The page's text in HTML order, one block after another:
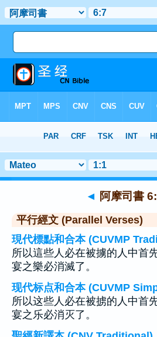
> 聖經金句 7
◄ 阿摩司書
平行經文 (Parallel Verses)
現代標點和合本 (CUVMP
所以這些人必在被擄的人中首
宴之樂必消滅了。
现代标点和合本 (CUVMP
所以这些人必在被掳的人中首
宴之乐必消灭了。